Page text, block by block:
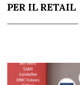
PER IL RETAIL